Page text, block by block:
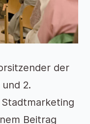
der
2.
Beitrag